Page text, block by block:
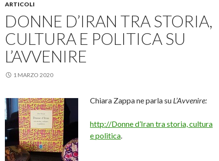
ARTICOLI
DONNE D’IRAN TRA STORIA,
CULTURA E POLITICA SU
L’AVVENIRE
1 MARZO 2020
Chiara Zappa ne parla su L’Avvenire:
http://Donne d’Iran tra storia, cultura
e politica.